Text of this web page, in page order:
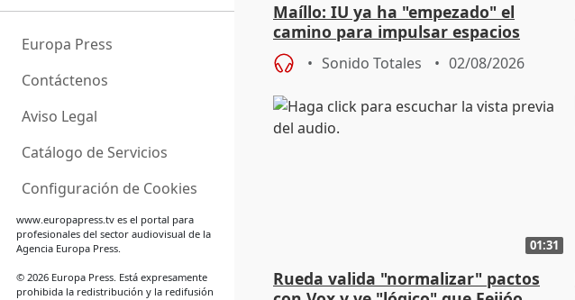
Europa Press
Contáctenos
Aviso Legal
Catálogo de Servicios
Configuración de Cookies
www.europapress.tves el portal para
profesionales del sector audiovisual de la
Agencia Europa Press.
© 2026 Europa Press. Está expresamente
prohibida la redistribución y la redifusión
Maíllo: IU ya ha "empezado" el
camino para impulsar espacios
unitarios para las municipales
Sonido Totales 02/08/2026
01:31
Rueda valida "normalizar" pactos